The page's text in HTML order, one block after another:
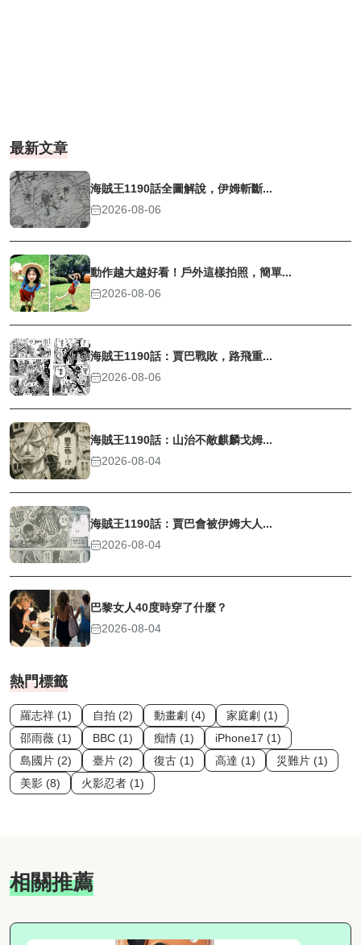
最新文章
海賊王1190話全圖解說，伊姆斬斷...
2026-08-06
動作越大越好看！戶外這樣拍照，簡單...
2026-08-06
海賊王1190話：賈巴戰敗，路飛重...
2026-08-06
海賊王1190話：山治不敵麒麟戈姆...
2026-08-04
海賊王1190話：賈巴會被伊姆大人...
2026-08-04
巴黎女人40度時穿了什麼？
2026-08-04
熱門標籤
羅志祥 (1) 自拍 (2) 動畫劇 (4)
家庭劇 (1)
邵雨薇 (1)
BBC (1) 痴情 (1)
iPhone17 (1)
島國片 (2)
臺片 (2) 復古 (1) 高達 (1)
災難片 (1)
美影 (8)
火影忍者 (1)
相關推薦